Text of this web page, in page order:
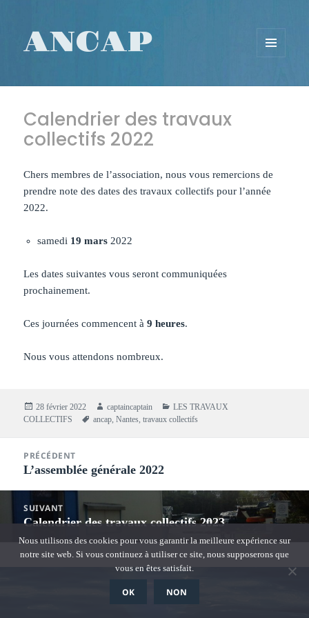
ANCAP
WIDGETS
Calendrier des travaux
collectifs 2022
Chers membres de l’association, nous vous remercions de
prendre note des dates des travaux collectifs pour l’année
2022.
samedi 19 mars 2022
Les dates suivantes vous seront communiquées
prochainement.
Ces journées commencent à9 heures.
Nous vous attendons nombreux.
Publié
le
28 février 2022 Auteur
captaincaptain Catégories
LES TRAVAUX
COLLECTIFS
Mots-
ancap,Nantes,travaux collectifs
PRÉCÉDENT
Article
L’assemblée générale 2022
SUIVANT
Article
suivant :
Calendrier des travaux collectifs 2023
Nous utilisons des cookies pour vous garantir la meilleure expérience sur
notre site web. Si vous continuez à utiliser ce site, nous supposerons que
vous en êtes satisfait.
OK NON